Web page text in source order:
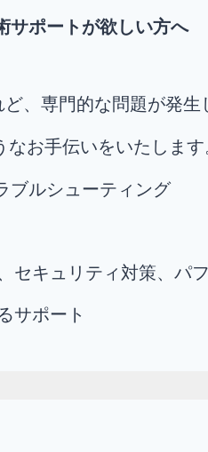
サポートが欲しい方へ
、専門的な問題が発
お手伝いをいたします
ブルシューティング
キュリティ対策、パ
サポート